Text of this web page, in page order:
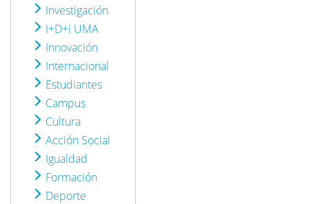
Investigación
I+D+i UMA
Innovación
Internacional
Estudiantes
Campus
Cultura
Acción Social
Igualdad
Formación
Deporte